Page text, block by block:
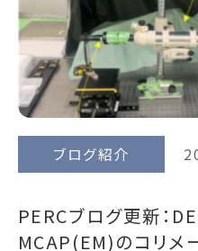
ブログ紹介
PERCブログ更新：
MCAP(EM)のコリメ